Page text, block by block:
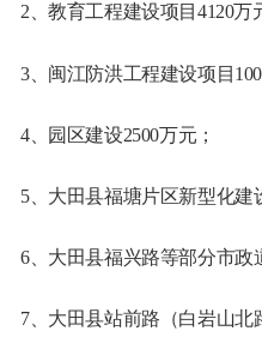
2、教育工程建设项目4120万
3、闽江防洪工程建设项目
4、园区建设2500万元；
5、大田县福塘片区新型化建
6、大田县福兴路等部分市政
7、大田县站前路（白岩山北